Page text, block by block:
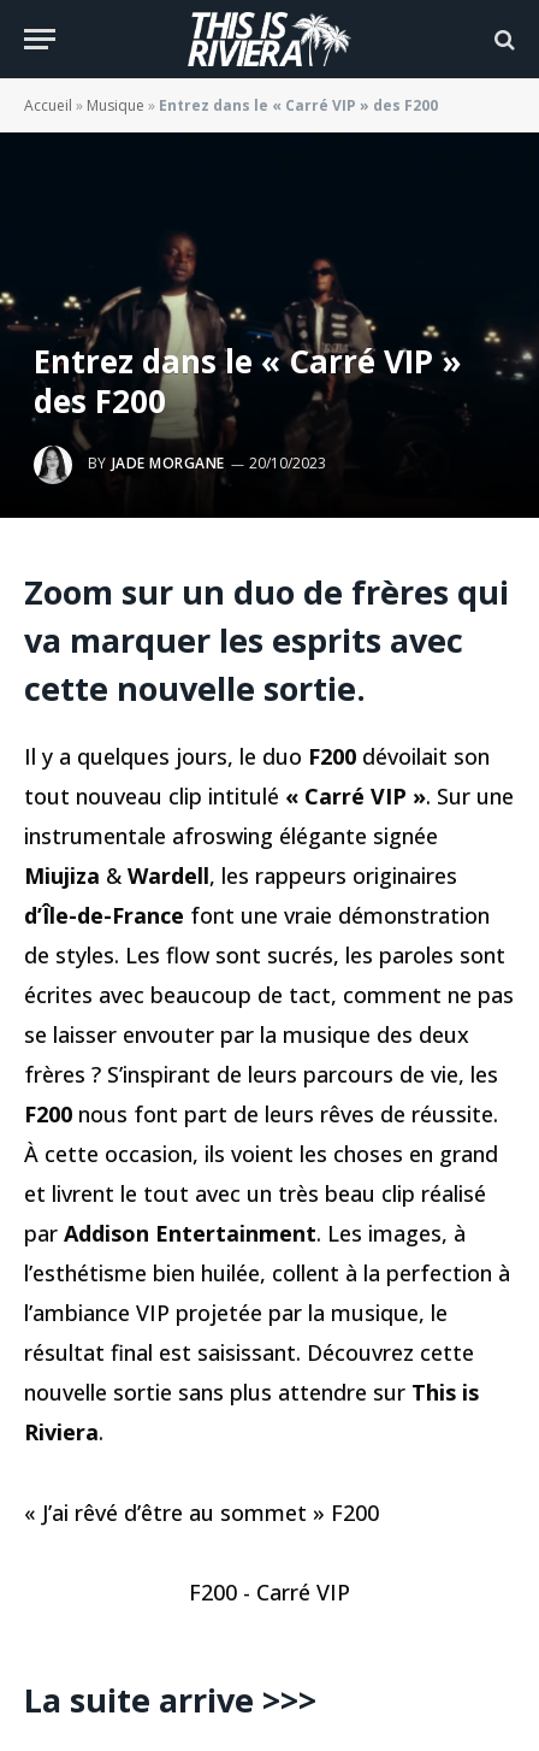
Accueil » Musique » Entrez dans le « Carré VIP » des F200
Entrez dans le « Carré VIP »
des F200
BY JADE MORGANE 20/10/2023
Zoom sur un duo de frères qui
va marquer les esprits avec
cette nouvelle sortie.
Il y a quelques jours, le duo F200 dévoilait son
tout nouveau clip intitulé « Carré VIP ». Sur une
instrumentale afroswing élégante signée
Miujiza & Wardell, les rappeurs originaires
d’Île-de-France font une vraie démonstration
de styles. Les flow sont sucrés, les paroles sont
écrites avec beaucoup de tact, comment ne pas
se laisser envouter par la musique des deux
frères ? S’inspirant de leurs parcours de vie, les
F200 nous font part de leurs rêves de réussite.
À cette occasion, ils voient les choses en grand
et livrent le tout avec un très beau clip réalisé
par Addison Entertainment. Les images, à
l’esthétisme bien huilée, collent à la perfection à
l’ambiance VIP projetée par la musique, le
résultat final est saisissant. Découvrez cette
nouvelle sortie sans plus attendre sur This is
Riviera.
« J’ai rêvé d’être au sommet » F200
F200 - Carré VIP
La suite arrive >>>